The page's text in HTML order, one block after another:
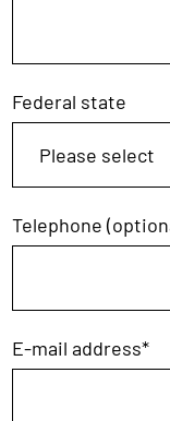
Federal state
Telephone
E-mail address*